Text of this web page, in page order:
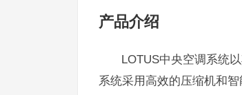
产品介绍
LOTUS中央空调系统
系统采用高效的压缩机和